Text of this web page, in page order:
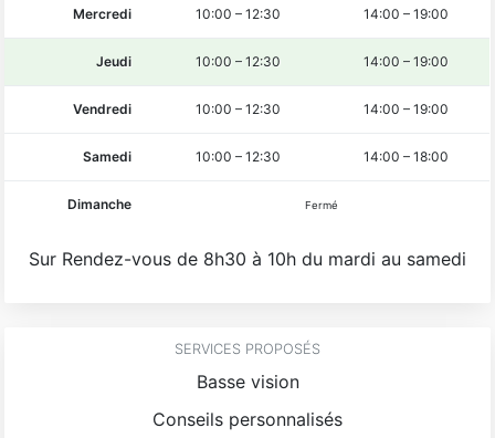
Mercredi 10:00 – 12:30 14:00 – 19:00
Jeudi 10:00 – 12:30 14:00 – 19:00
Vendredi 10:00 – 12:30 14:00 – 19:00
Samedi 10:00 – 12:30 14:00 – 18:00
Dimanche Fermé
Sur Rendez-vous de 8h30 à 10h du mardi au samedi
SERVICES PROPOSÉS
Basse vision
Conseils personnalisés